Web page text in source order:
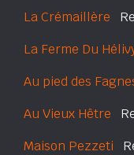
La Crémaillère
La Ferme Du
Au pied des
Au Vieux Hêtre
Maison Pezzeti